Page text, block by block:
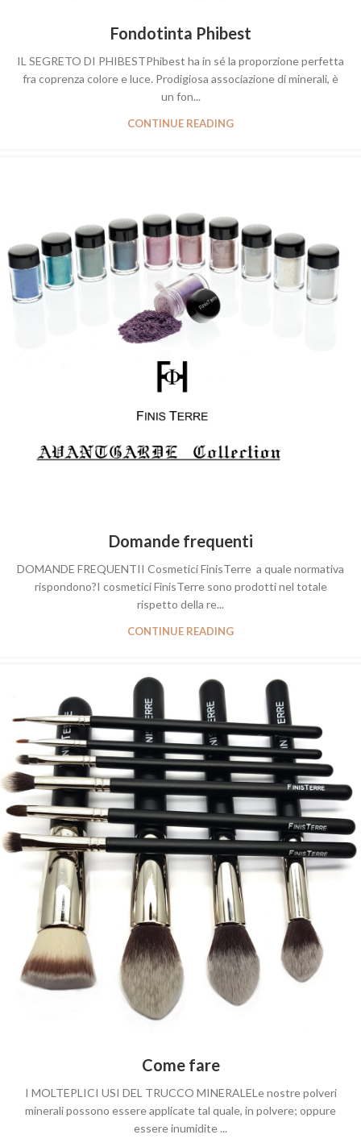
Fondotinta Phibest
IL SEGRETO DI PHIBESTPhibest ha in sé la proporzione perfetta
fra coprenza colore e luce. Prodigiosa associazione di minerali, è
un fon...
CONTINUE READING
Domande frequenti
DOMANDE FREQUENTII Cosmetici FinisTerre a quale normativa
rispondono?I cosmetici FinisTerre sono prodotti nel totale
rispetto della re...
CONTINUE READING
Come fare
I MOLTEPLICI USI DEL TRUCCO MINERALELe nostre polveri
minerali possono essere applicate tal quale, in polvere; oppure
essere inumidite ...